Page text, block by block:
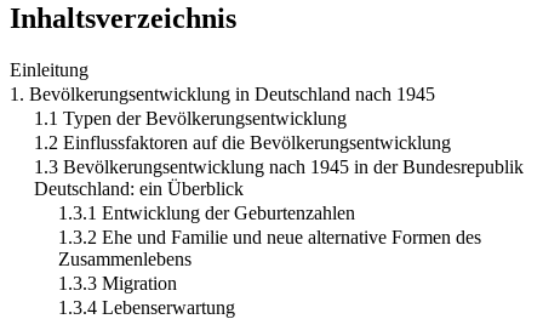
Inhaltsverzeichnis
Einleitung
1. Bevölkerungsentwicklung in Deutschland nach 1945
1.1 Typen der Bevölkerungsentwicklung
1.2 Einflussfaktoren auf die Bevölkerungsentwicklung
1.3 Bevölkerungsentwicklung nach 1945 in der Bundesrepublik
Deutschland: ein Überblick
1.3.1 Entwicklung der Geburtenzahlen
1.3.2 Ehe und Familie und neue alternative Formen des
Zusammenlebens
1.3.3 Migration
1.3.4 Lebenserwartung